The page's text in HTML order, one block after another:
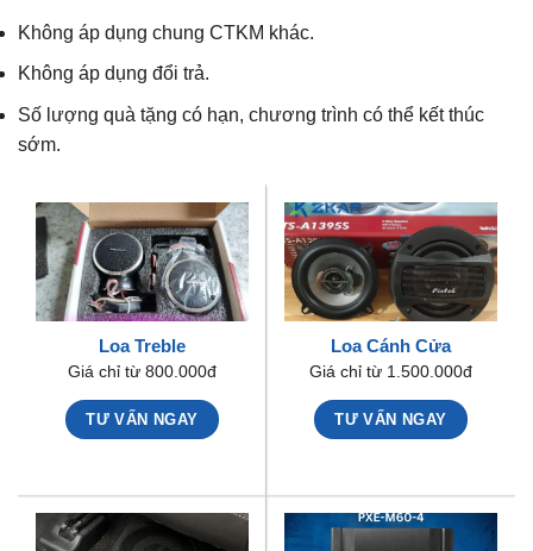
Không áp dụng chung CTKM khác.
Không áp dụng đổi trả.
Số lượng quà tặng có hạn, chương trình có thể kết thúc
sớm.
Loa Treble
Giá chỉ từ 800.000đ
TƯ VẤN NGAY
Loa Cánh Cửa
Giá chỉ từ 1.500.000đ
TƯ VẤN NGAY